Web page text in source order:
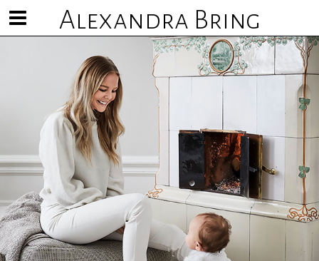
Alexandra Bring
Visa/göm
meny